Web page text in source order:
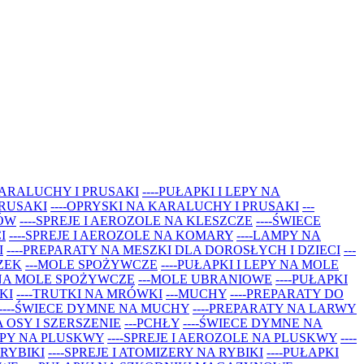
I PRUSAKI ----PUŁAPKI I LEPY NA
----OPRYSKI NA KARALUCHY I PRUSAKI ---
----SPREJE I AEROZOLE NA KLESZCZE ----ŚWIECE
----SPREJE I AEROZOLE NA KOMARY ----LAMPY NA
----PREPARATY NA MESZKI DLA DOROSŁYCH I DZIECI ---
---MOLE SPOŻYWCZE ----PUŁAPKI I LEPY NA MOLE
MOLE SPOŻYWCZE ---MOLE UBRANIOWE ----PUŁAPKI
----TRUTKI NA MRÓWKI ---MUCHY ----PREPARATY DO
ŚWIECE DYMNE NA MUCHY ----PREPARATY NA LARWY
OSY I SZERSZENIE ---PCHŁY ----ŚWIECE DYMNE NA
NA PLUSKWY ----SPREJE I AEROZOLE NA PLUSKWY ----
----SPREJE I ATOMIZERY NA RYBIKI ----PUŁAPKI